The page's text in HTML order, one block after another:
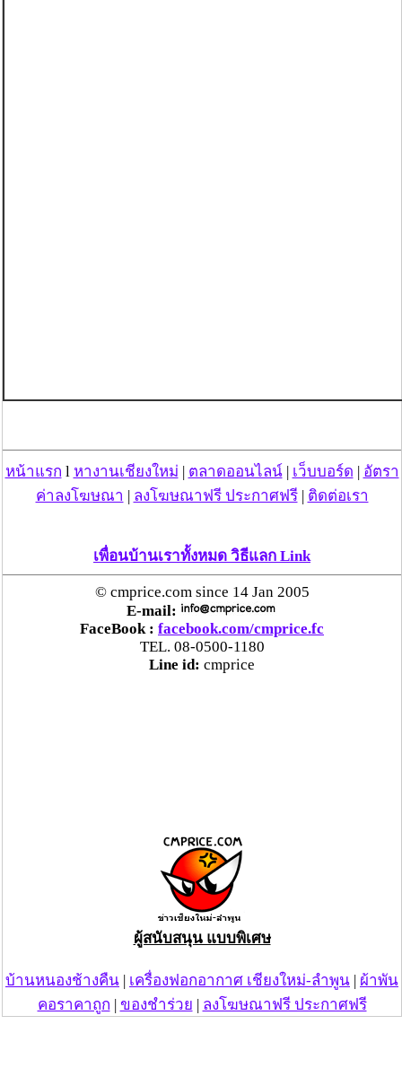
หน้าแรก l หางานเชียงใหม่ | ตลาดออนไลน์| เว็บบอร์ด | อัตรา
ค่าลงโฆษณา | ลงโฆษณาฟรี ประกาศฟรี| ติดต่อเรา
เพื่อนบ้านเราทั้งหมด วิธีแลก Link
© cmprice.com since 14 Jan 2005
E-mail:
FaceBook : facebook.com/cmprice.fc
TEL. 08-0500-1180
Line id: cmprice
ผู้สนับสนุน แบบพิเศษ
บ้านหนองช้างคืน | เครื่องฟอกอากาศ เชียงใหม่-ลำพูน | ผ้าพัน
คอราคาถูก | ของชำร่วย | ลงโฆษณาฟรี ประกาศฟรี